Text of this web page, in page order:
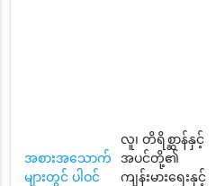
အစားအသောက်
များတွင် ပါဝင်
လူ၊ တိရိစ္ဆာန်နှင့်
အပင်တို့၏
ကျန်းမားရေးနှင့်